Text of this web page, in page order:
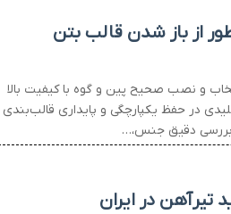
از باز شدن قالب بتن
و نصب صحیح پین و گوه با کیفیت بالا
در حفظ یکپارچگی و پایداری قالب‌بندی
بررسی دقیق جنس،…
تیرآهن در ایران